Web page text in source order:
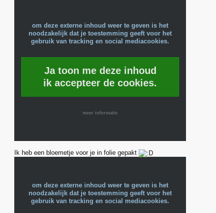
om deze externe inhoud weer te geven is het
noodzakelijk dat je toestemming geeft voor het
gebruik van tracking en social mediacookies.
Ja toon me deze inhoud
ik accepteer de cookies.
meer informatie
Ik heb een bloemetje voor je in folie gepakt
om deze externe inhoud weer te geven is het
noodzakelijk dat je toestemming geeft voor het
gebruik van tracking en social mediacookies.